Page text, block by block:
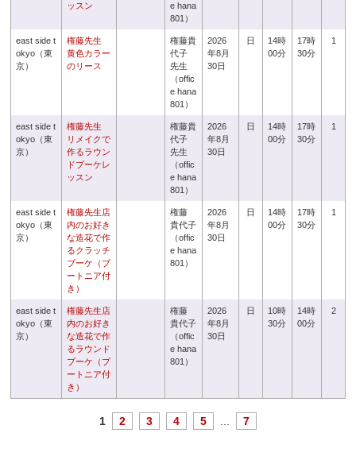
ッスン
e hana
801）
east side t
okyo（東
京）
権藤先生
黄色カラー
のリース
権藤貴
代子
先生
（offic
e hana
801）
2026
年8月
30日
日
14時
00分
17時
30分
1
east side t
okyo（東
京）
権藤先生
リメイクで
作るラウン
ドブーケレ
ッスン
権藤貴
代子
先生
（offic
e hana
801）
2026
年8月
30日
日
14時
00分
17時
30分
1
east side t
okyo（東
京）
権藤先生店
内のお好き
な造花で作
るクラッチ
ブーケ（ブ
ートニア付
き）
権藤
貴代子
（offic
e hana
801）
2026
年8月
30日
日
14時
00分
17時
30分
1
east side t
okyo（東
京）
権藤先生店
内のお好き
な造花で作
るラウンド
ブーケ（ブ
ートニア付
き）
権藤
貴代子
（offic
e hana
801）
2026
年8月
30日
日
10時
30分
14時
00分
2
1 2 3 4 5 7